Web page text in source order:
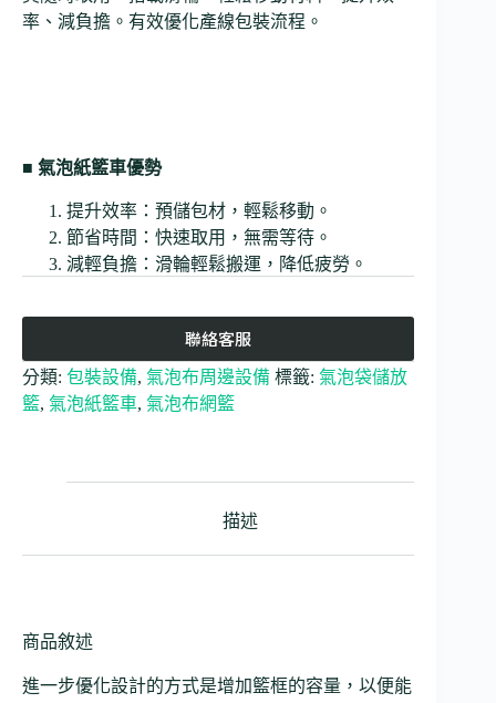
率、減負擔。有效優化產線包裝流程。
■ 氣泡紙籃車優勢
提升效率：預儲包材，輕鬆移動。
節省時間：快速取用，無需等待。
減輕負擔：滑輪輕鬆搬運，降低疲勞。
聯絡客服
分類: 包裝設備, 氣泡布周邊設備 標籤: 氣泡袋儲放
籃, 氣泡紙籃車, 氣泡布網籃
描述
商品敘述
進一步優化設計的方式是增加籃框的容量，以便能